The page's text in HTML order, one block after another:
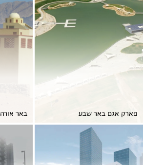
פארק אגם באר שבע באר אורה